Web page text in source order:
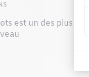
est un des plus